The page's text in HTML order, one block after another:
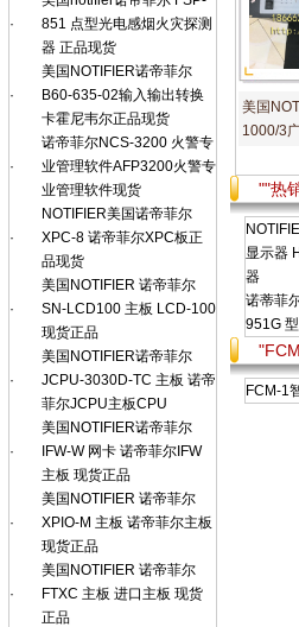
·
851 点型光电感烟火灾探测
器 正品现货
·
美国NOTIFIER诺帝菲尔
B60-635-02输入输出转换
卡霍尼韦尔正品现货
·
诺帝菲尔NCS-3200 火警专
业管理软件AFP3200火警专
业管理软件现货
·
NOTIFIER美国诺帝菲尔
XPC-8 诺帝菲尔XPC板正
品现货
·
美国NOTIFIER 诺帝菲尔
SN-LCD100 主板 LCD-100
现货正品
·
美国NOTIFIER诺帝菲尔
JCPU-3030D-TC 主板 诺帝
菲尔JCPU主板CPU
·
美国NOTIFIER诺帝菲尔
IFW-W 网卡 诺帝菲尔IFW
主板 现货正品
·
美国NOTIFIER 诺帝菲尔
XPIO-M 主板 诺帝菲尔主板
现货正品
·
美国NOTIFIER 诺帝菲尔
FTXC 主板 进口主板 现货
正品
美国
1000/3
""热
显示器
器
诺蒂菲
951G
FCM-1